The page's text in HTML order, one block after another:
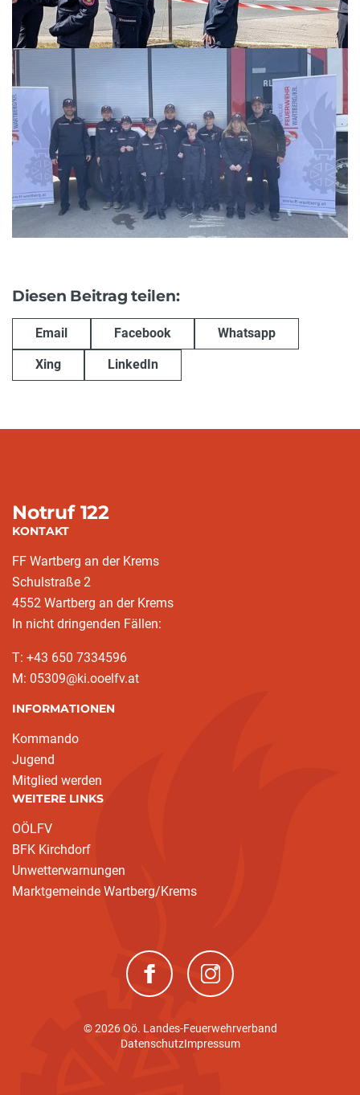
Diesen Beitrag teilen:
Email Facebook Whatsapp
Xing LinkedIn
Notruf 122
KONTAKT
FF Wartberg an der Krems
Schulstraße 2
4552 Wartberg an der Krems
In nicht dringenden Fällen:
T: +43 650 7334596
M: 05309@ki.ooelfv.at
INFORMATIONEN
Kommando
Jugend
Mitglied werden
WEITERE LINKS
OÖLFV
BFK Kirchdorf
Unwetterwarnungen
Marktgemeinde Wartberg/Krems
(neues Fenster)(neues Fenster)
© 2026 Oö. Landes-Feuerwehrverband
DatenschutzImpressum